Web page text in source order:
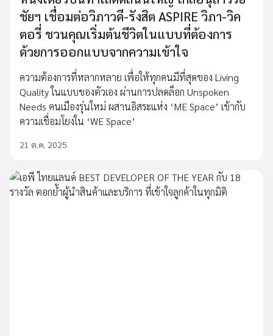
ชัยฯ เชื่อมต่อวิภาวดี-รังสิต ASPIRE วิภา-วิค
ตอรี่ ชวนคุณเริ่มต้นชีวิตในแบบที่ต้องการ
ด้วยการออกแบบจากความเข้าใจ
ความต้องการที่หลากหลาย เพื่อให้ทุกคนมีที่สุดของ Living
Quality ในแบบของตัวเอง ผ่านการปลดล็อก Unspoken
Needs คนเมืองรุ่นใหม่ ผสานอิสระแห่ง ‘ME Space’ เข้ากับ
ความเชื่อมโยงใน ‘WE Space’
21 ต.ค. 2025